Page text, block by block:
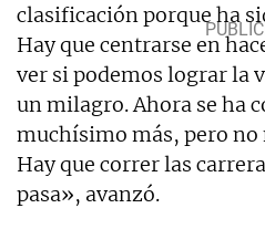
clasificación porque ha
Hay que centrarse en
ver si podemos lograr la
un milagro. Ahora se ha
muchísimo más, pero no
Hay que correr las
pasa», avanzó.